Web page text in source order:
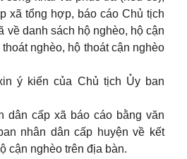
xã tổng hợp, báo cáo Chủ tịch
về danh sách hộ nghèo, hộ cận
nghèo, hộ thoát cận nghèo
ý kiến của Chủ tịch Ủy ban
dân cấp xã báo cáo bằng văn
nhân dân cấp huyện về kết
cận nghèo trên địa bàn.